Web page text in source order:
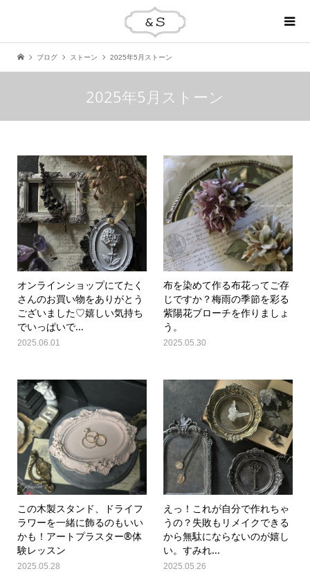
ブログ ストーン 2025年5月ストーン
2025年5月ストーン
オンラインショップにてたく
さんのお買い物をありがとう
ございました♡嬉しい気持ち
でいっぱいで...
2025.06.01
布を染めて作る布花ってご存
じですか？梅雨の季節を彩る
紫陽花ブローチを作りましょ
う。
2025.05.30
この木製スタンド、ドライフ
ラワーを一緒に飾るのもいい
かも！アートプラスター®体
験レッスン
2025.05.28
えっ！これが自分で作れちゃ
うの？失敗もリメイクできる
から無駄にならないのが嬉し
い。すみれ...
2025.05.26